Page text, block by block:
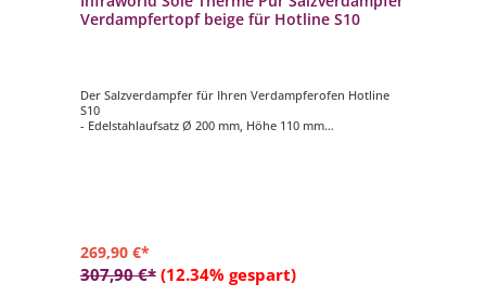
Verdampfertopf beige für Hotline S10
Der Salzverdampfer für Ihren Verdampferofen Hotline
S10
- Edelstahlaufsatz Ø 200 mm, Höhe 110 mm
269,90 €*
307,90 €* (12.34% gespart)